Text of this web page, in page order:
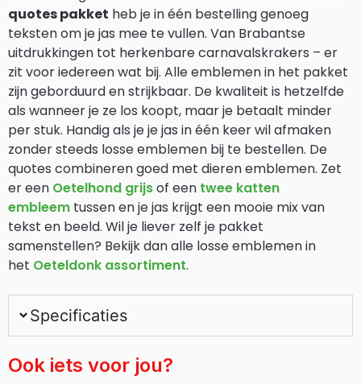
quotes pakket heb je in één bestelling genoeg
teksten om je jas mee te vullen. Van Brabantse
uitdrukkingen tot herkenbare carnavalskrakers – er
zit voor iedereen wat bij. Alle emblemen in het pakket
zijn geborduurd en strijkbaar. De kwaliteit is hetzelfde
als wanneer je ze los koopt, maar je betaalt minder
per stuk. Handig als je je jas in één keer wil afmaken
zonder steeds losse emblemen bij te bestellen. De
quotes combineren goed met dieren emblemen. Zet
er een Oetelhond grijsof een twee katten
embleem tussen en je jas krijgt een mooie mix van
tekst en beeld. Wil je liever zelf je pakket
samenstellen? Bekijk dan alle losse emblemen in
het Oeteldonk assortiment.
Specificaties
Ook iets voor jou?